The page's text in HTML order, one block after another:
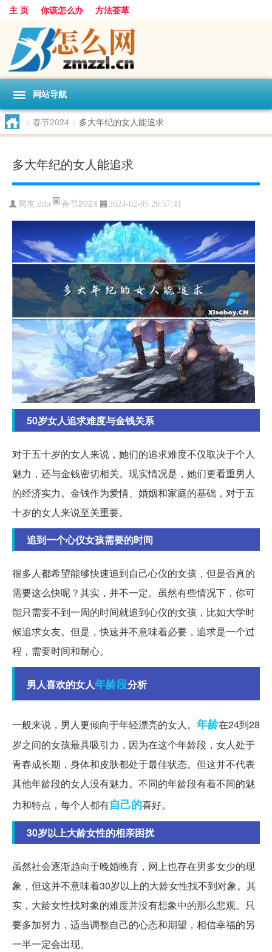
主 页 你该怎么办 方法荟萃
网站导航
> 春节2024 > 多大年纪的女人能追求
多大年纪的女人能追求
网友:ddn 春节2024 2024-02-05 20:57:41
50岁女人追求难度与金钱关系
对于五十岁的女人来说，她们的追求难度不仅取决于个人
魅力，还与金钱密切相关。现实情况是，她们更看重男人
的经济实力。金钱作为爱情、婚姻和家庭的基础，对于五
十岁的女人来说至关重要。
追到一个心仪女孩需要的时间
很多人都希望能够快速追到自己心仪的女孩，但是否真的
需要这么快呢？其实，并不一定。虽然有些情况下，你可
能只需要不到一周的时间就追到心仪的女孩，比如大学时
候追求女友。但是，快速并不意味着必要，追求是一个过
程，需要时间和耐心。
男人喜欢的女人年龄段分析
一般来说，男人更倾向于年轻漂亮的女人。 年龄在24到28
岁之间的女孩最具吸引力，因为在这个年龄段，女人处于
青春成长期，身体和皮肤都处于最佳状态。但这并不代表
其他年龄段的女人没有魅力。不同的年龄段有着不同的魅
力和特点，每个人都有自己的喜好。
30岁以上大龄女性的相亲困扰
虽然社会逐渐趋向于晚婚晚育，网上也存在男多女少的现
象，但这并不意味着30岁以上的大龄女性找不到对象。其
实，大龄女性找对象的难度并没有想象中的那么悲观。只
要多加努力，适当调整自己的心态和期望，相信幸福的另
一半一定会出现。